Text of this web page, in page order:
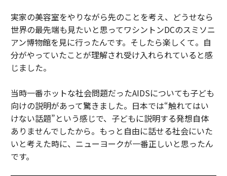
実家の美容室をやりながら先のことを考え、どうせなら
世界の最先端も見たいと思ってワシントンDCのスミソニ
アン博物館を見に行ったんです。そしたら楽しくて。自
分がやっていたことが理解され受け入れられていると感
じました。
当時一番ホットな社会問題だったAIDSについても子ども
向けの説明があって驚きました。日本では“触れてはい
けない話題”という感じで、子どもに説明する発想自体
ありませんでしたから。もっと自由に話せる社会にいた
いと考えた時に、ニューヨークが一番正しいと思ったん
です。